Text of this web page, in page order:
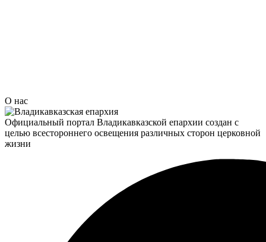
О нас
Официальный портал Владикавказской епархии создан c
целью всестороннего освещения различных сторон церковной
жизни